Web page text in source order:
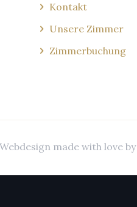
Kontakt
Unsere Zimmer
Zimmerbuchung
made with love by